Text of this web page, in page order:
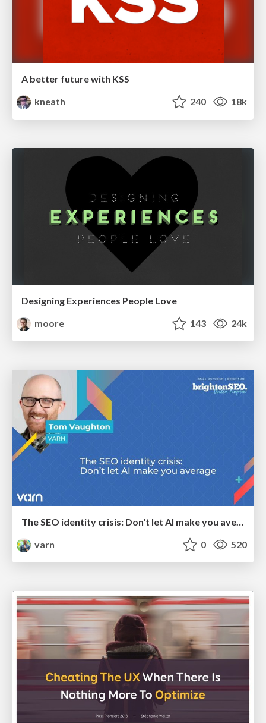
A better future with KSS
kneath
240 18k
Designing Experiences People Love
moore
143 24k
The SEO identity crisis: Don't let AI make you average
varn
0 520